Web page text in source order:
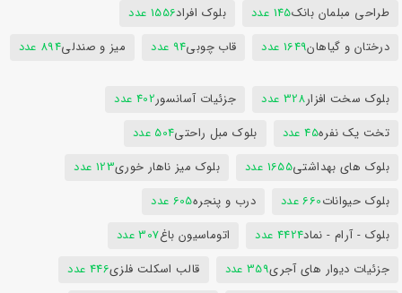
طراحی مبلمان بانک145 عدد بلوک افراد1556 عدد
درختان و گیاهان1649 عدد قاب چوبی94 عدد میز و صندلی894 عدد
بلوک سخت افزار328 عدد جزئیات آسانسور402 عدد
تخت یک نفره45 عدد بلوک مبل راحتی504 عدد
بلوک های بهداشتی1655 عدد بلوک میز ناهار خوری123 عدد
بلوک حیوانات660 عدد درب و پنجره605 عدد
بلوک - آرام - نماد4424 عدد اتوماسیون باغ307 عدد
جزئیات دیوار های آجری359 عدد قالب اسکلت فلزی446 عدد